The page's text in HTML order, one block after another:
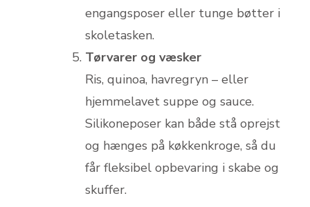
engangsposer eller tunge bøtter i
skoletasken.
Tørvarer og væsker
Ris, quinoa, havregryn – eller
hjemmelavet suppe og sauce.
Silikoneposer kan både stå oprejst
og hænges på køkkenkroge, så du
får fleksibel opbevaring i skabe og
skuffer.